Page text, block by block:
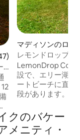
件、5つ星中4.88つ
•
マディソンのログ
レモンドロップ・
ージ
LemonDrop
設で、エリー湖に
ートビーチに直接
段があります。キ
ッコリーの堅材フ
ー、電気フラッ
ロな冷蔵庫、レ
クのバケー
メニティ・